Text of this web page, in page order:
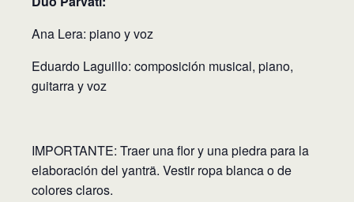
Ana Lera: piano y voz
Eduardo Laguillo: composición musical, piano,
guitarra y voz
IMPORTANTE: Traer una flor y una piedra para la
elaboración del yanträ. Vestir ropa blanca o de
colores claros.